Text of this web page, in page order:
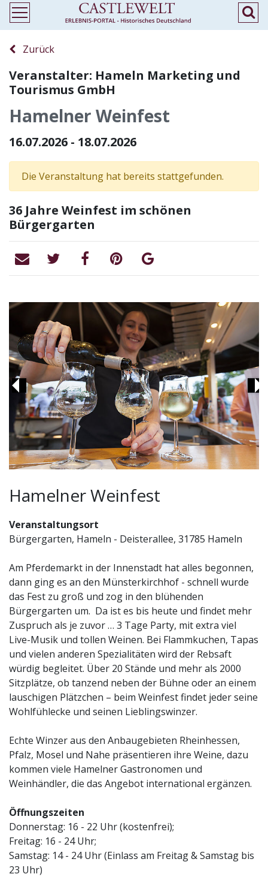
Zurück
Veranstalter: Hameln Marketing und
Tourismus GmbH
Hamelner Weinfest
16.07.2026 - 18.07.2026
Die Veranstaltung hat bereits stattgefunden.
36 Jahre Weinfest im schönen
Bürgergarten
Previous
Hamelner Weinfest
Veranstaltungsort
Bürgergarten, Hameln - Deisterallee, 31785 Hameln
Am Pferdemarkt in der Innenstadt hat alles begonnen,
dann ging es an den Münsterkirchhof - schnell wurde
das Fest zu groß und zog in den blühenden
Bürgergarten um. Da ist es bis heute und findet mehr
Zuspruch als je zuvor … 3 Tage Party, mit extra viel
Live-Musik und tollen Weinen. Bei Flammkuchen, Tapas
und vielen anderen Spezialitäten wird der Rebsaft
würdig begleitet. Über 20 Stände und mehr als 2000
Sitzplätze, ob tanzend neben der Bühne oder an einem
lauschigen Plätzchen – beim Weinfest findet jeder seine
Wohlfühlecke und seinen Lieblingswinzer.
Echte Winzer aus den Anbaugebieten Rheinhessen,
Pfalz, Mosel und Nahe präsentieren ihre Weine, dazu
kommen viele Hamelner Gastronomen und
Weinhändler, die das Angebot international ergänzen.
Öffnungszeiten
Donnerstag: 16 - 22 Uhr (kostenfrei);
Freitag: 16 - 24 Uhr;
Samstag: 14 - 24 Uhr (Einlass am Freitag & Samstag bis
23 Uhr)